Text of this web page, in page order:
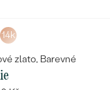
14k
zlato, Barevné